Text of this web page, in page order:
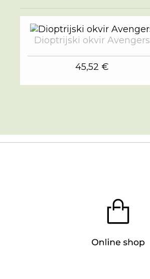
Dioptrijski okvir Avengers
45,52 €